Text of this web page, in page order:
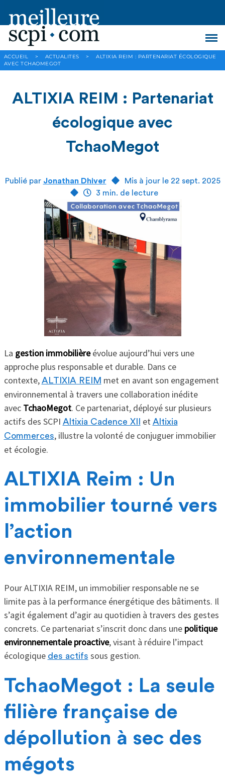
ACCUEIL > ACTUALITES >
ALTIXIA REIM : PARTENARIAT ÉCOLOGIQUE
AVEC TCHAOMEGOT
ALTIXIA REIM : Partenariat
écologique avec
TchaoMegot
Publié par Jonathan Dhiver
Mis à jour le 22 sept. 2025
3 min. de lecture
La gestion immobilièreévolue aujourd’hui vers une
approche plus responsable et durable. Dans ce
contexte, ALTIXIA REIM met en avant son engagement
environnemental à travers une collaboration inédite
avec TchaoMegot. Ce partenariat, déployé sur plusieurs
actifs des SCPI Altixia Cadence XII et Altixia
Commerces, illustre la volonté de conjuguer immobilier
et écologie.
ALTIXIA Reim : Un
immobilier tourné vers
l’action
environnementale
Pour ALTIXIA REIM, un immobilier responsable ne se
limite pas à la performance énergétique des bâtiments. Il
s’agit également d’agir au quotidien à travers des gestes
concrets. Ce partenariat s’inscrit donc dans une politique
environnementale proactive, visant à réduire l’impact
écologique des actifs sous gestion.
TchaoMegot : La seule
filière française de
dépollution à sec des
mégots